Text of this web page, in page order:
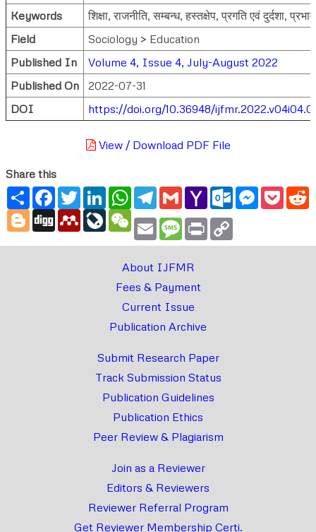
Keywords
शिक्षा, राजनीति, सम्बन्ध, हस्तक्षेप, प्रगति एवं दुर्दशा, प्रभाव
Field
Sociology > Education
Published In
Volume 4, Issue 4, July-August 2022
Published On
2022-07-31
DOI
https://doi.org/10.36948/
View / Download PDF File
Share this
ShareFacebook
TwitterLinkedInWhatsApp
Telegram
GmailYahoo
Mail
Outlook.com
Messenger
Blogger
Digg MendeleyLiveJournal
WeChat
Email Message
Print
About IJFMR
Fees & Payment
Current Issue
Publication Archive
Submit Research Paper
Track Submission Status
Publication Guidelines
Publication Ethics
Peer Review & Plagiarism
Join as a Reviewer
Editors & Reviewers
Reviewer Referral Program
Get Reviewer Membership Certi.